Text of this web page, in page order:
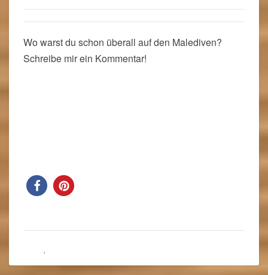
Wo warst du schon überall auf den Malediven?
Schreibe mir ein Kommentar!
,